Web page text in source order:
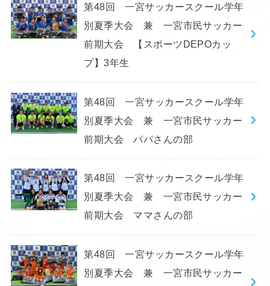
第48回 一宮サッカースクール学年
別夏季大会 兼 一宮市民サッカー
前期大会 【スポーツDEPOカッ
プ】3年生
第48回 一宮サッカースクール学年
別夏季大会 兼 一宮市民サッカー
前期大会 パパさんの部
第48回 一宮サッカースクール学年
別夏季大会 兼 一宮市民サッカー
前期大会 ママさんの部
第48回 一宮サッカースクール学年
別夏季大会 兼 一宮市民サッカー